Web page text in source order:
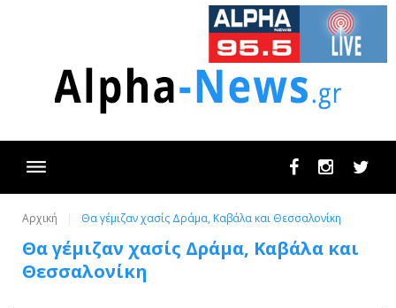
FacebookInstagram
Αρχική Θα γέμιζαν χασίς Δράμα, Καβάλα και Θεσσαλονίκη
Θα γέμιζαν χασίς Δράμα, Καβάλα και
Θεσσαλονίκη